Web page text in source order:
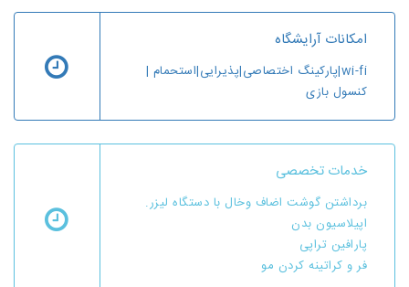
امکانات آرایشگاه
wi-fi|پارکینگ اختصاصی|پذیرایی|استحمام |
کنسول بازی
خدمات تخصصی
برداشتن گوشت اضاف وخال با دستگاه لیزر.
اپیلاسیون بدن
پارافین تراپی
فر و کراتینه کردن مو